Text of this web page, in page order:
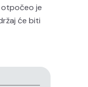
otpočeo je
će biti